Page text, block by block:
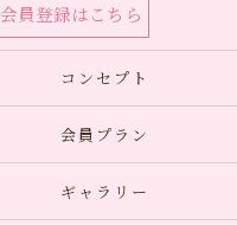
会員登録はこちら
コンセプト
会員プラン
ギャラリー